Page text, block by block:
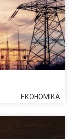
ЕКОНОМІКА